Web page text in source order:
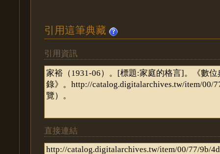
引用這筆典藏
引用資訊
直接連結